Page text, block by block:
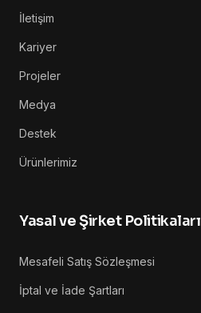
İletişim
Kariyer
Projeler
Medya
Destek
Ürünlerimiz
Yasal ve Şirket Politikaları
Mesafeli Satış Sözleşmesi
İptal ve İade Şartları